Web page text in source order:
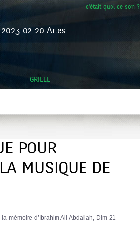
c'était quoi ce son ?
02-20 Arles
GRILLE
POUR
MUSIQUE DE
mémoire d’Ibrahim Ali Abdallah, Dim 21